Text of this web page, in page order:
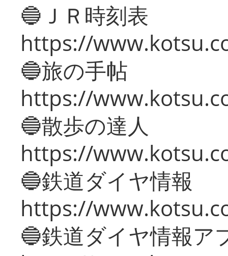
🔵ＪＲ時刻表
https://
🔵旅の手帖
https://
🔵散歩の達人
https://
🔵鉄道ダイヤ情報
https://
🔵鉄道ダイヤ情報ア